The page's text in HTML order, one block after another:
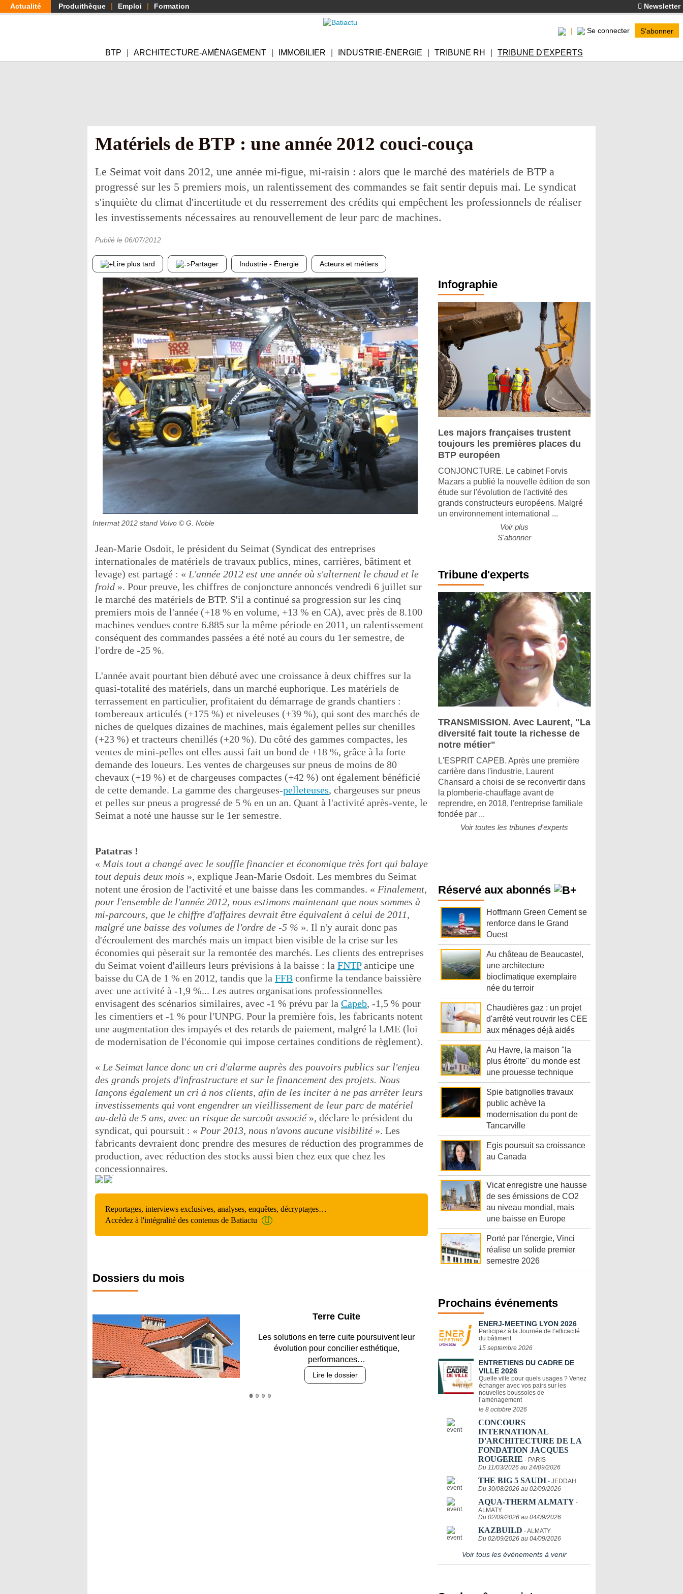
Aller
au
Actualité Produithèque Emploi Formation Newsletter
Se connecter S'abonner
BTP ARCHITECTURE-AMÉNAGEMENT IMMOBILIER INDUSTRIE-ÉNERGIE TRIBUNE RH TRIBUNE D'EXPERTS
Matériels de BTP : une année 2012 couci-couça
Le Seimat voit dans 2012, une année mi-figue, mi-raisin : alors que le marché des matériels de BTP a
progressé sur les 5 premiers mois, un ralentissement des commandes se fait sentir depuis mai. Le syndicat
s'inquiète du climat d'incertitude et du resserrement des crédits qui empêchent les professionnels de réaliser
les investissements nécessaires au renouvellement de leur parc de machines.
Publié le 06/07/2012
Lire plus tard Partager Industrie - Énergie Acteurs et métiers
Intermat 2012 stand Volvo © G. Noble
Jean-Marie Osdoit, le président du Seimat (Syndicat des entreprises
internationales de matériels de travaux publics, mines, carrières, bâtiment et
levage) est partagé : « L'année 2012 est une année où s'alternent le chaud et le
froid ». Pour preuve, les chiffres de conjoncture annoncés vendredi 6 juillet sur
le marché des matériels de BTP. S'il a continué sa progression sur les cinq
premiers mois de l'année (+18 % en volume, +13 % en CA), avec près de 8.100
machines vendues contre 6.885 sur la même période en 2011, un ralentissement
conséquent des commandes passées a été noté au cours du 1er semestre, de
l'ordre de -25 %.
L'année avait pourtant bien débuté avec une croissance à deux chiffres sur la
quasi-totalité des matériels, dans un marché euphorique. Les matériels de
terrassement en particulier, profitaient du démarrage de grands chantiers :
tombereaux articulés (+175 %) et niveleuses (+39 %), qui sont des marchés de
niches de quelques dizaines de machines, mais également pelles sur chenilles
(+23 %) et tracteurs chenillés (+20 %). Du côté des gammes compactes, les
ventes de mini-pelles ont elles aussi fait un bond de +18 %, grâce à la forte
demande des loueurs. Les ventes de chargeuses sur pneus de moins de 80
chevaux (+19 %) et de chargeuses compactes (+42 %) ont également bénéficié
de cette demande. La gamme des chargeuses-pelleteuses, chargeuses sur pneus
et pelles sur pneus a progressé de 5 % en un an. Quant à l'activité après-vente, le
Seimat a noté une hausse sur le 1er semestre.
Patatras !
« Mais tout a changé avec le souffle financier et économique très fort qui balaye
tout depuis deux mois », explique Jean-Marie Osdoit. Les membres du Seimat
notent une érosion de l'activité et une baisse dans les commandes. « Finalement,
pour l'ensemble de l'année 2012, nous estimons maintenant que nous sommes à
mi-parcours, que le chiffre d'affaires devrait être équivalent à celui de 2011,
malgré une baisse des volumes de l'ordre de -5 % ». Il n'y aurait donc pas
d'écroulement des marchés mais un impact bien visible de la crise sur les
économies qui pèserait sur la remontée des marchés. Les clients des entreprises
du Seimat voient d'ailleurs leurs prévisions à la baisse : la FNTPanticipe une
baisse du CA de 1 % en 2012, tandis que la FFB confirme la tendance baissière
avec une activité à -1,9 %... Les autres organisations professionnelles
envisagent des scénarios similaires, avec -1 % prévu par la Capeb, -1,5 % pour
les cimentiers et -1 % pour l'UNPG. Pour la première fois, les fabricants notent
une augmentation des impayés et des retards de paiement, malgré la LME (loi
de modernisation de l'économie qui impose certaines conditions de règlement).
« Le Seimat lance donc un cri d'alarme auprès des pouvoirs publics sur l'enjeu
des grands projets d'infrastructure et sur le financement des projets. Nous
lançons également un cri à nos clients, afin de les inciter à ne pas arrêter leurs
investissements qui vont engendrer un vieillissement de leur parc de matériel
au-delà de 5 ans, avec un risque de surcoût associé », déclare le président du
syndicat, qui poursuit : « Pour 2013, nous n'avons aucune visibilité». Les
fabricants devraient donc prendre des mesures de réduction des programmes de
production, avec réduction des stocks aussi bien chez eux que chez les
concessionnaires.
Reportages, interviews exclusives, analyses, enquêtes, décryptages…
Accédez à l'intégralité des contenus de Batiactu
Dossiers du mois
Parking et garages
Entre circulation, sécurisation des accès, durabilité
des revêtements et intégration…
Lire le dossier
Infographie
Les majors françaises trustent
toujours les premières places du
BTP européen
CONJONCTURE. Le cabinet Forvis
Mazars a publié la nouvelle édition de son
étude sur l'évolution de l'activité des
grands constructeurs européens. Malgré
un environnement international ...
Voir plus
S'abonner
Tribune d'experts
TRANSMISSION. Avec Laurent, "La
diversité fait toute la richesse de
notre métier"
L'ESPRIT CAPEB. Après une première
carrière dans l'industrie, Laurent
Chansard a choisi de se reconvertir dans
la plomberie-chauffage avant de
reprendre, en 2018, l'entreprise familiale
fondée par ...
Voir toutes les tribunes d'experts
Réservé aux abonnés
Hoffmann Green Cement se
renforce dans le Grand
Ouest
Au château de Beaucastel,
une architecture
bioclimatique exemplaire
née du terroir
Chaudières gaz : un projet
d'arrêté veut rouvrir les CEE
aux ménages déjà aidés
Au Havre, la maison "la
plus étroite" du monde est
une prouesse technique
Spie batignolles travaux
public achève la
modernisation du pont de
Tancarville
Egis poursuit sa croissance
au Canada
Vicat enregistre une hausse
de ses émissions de CO2
au niveau mondial, mais
une baisse en Europe
Porté par l'énergie, Vinci
réalise un solide premier
semestre 2026
Prochains événements
ENERJ-MEETING LYON 2026
Participez à la Journée de l’efficacité
du bâtiment
15 septembre 2026
ENTRETIENS DU CADRE DE
VILLE 2026
Quelle ville pour quels usages ? Venez
échanger avec vos pairs sur les
nouvelles boussoles de
l’aménagement
le 8 octobre 2026
CONCOURS
INTERNATIONAL
D'ARCHITECTURE DE LA
FONDATION JACQUES
ROUGERIE - PARIS
Du 11/03/2026 au 24/09/2026
THE BIG 5 SAUDI - JEDDAH
Du 30/08/2026 au 02/09/2026
AQUA-THERM ALMATY -
ALMATY
Du 02/09/2026 au 04/09/2026
KAZBUILD - ALMATY
Du 02/09/2026 au 04/09/2026
Voir tous les événements à venir